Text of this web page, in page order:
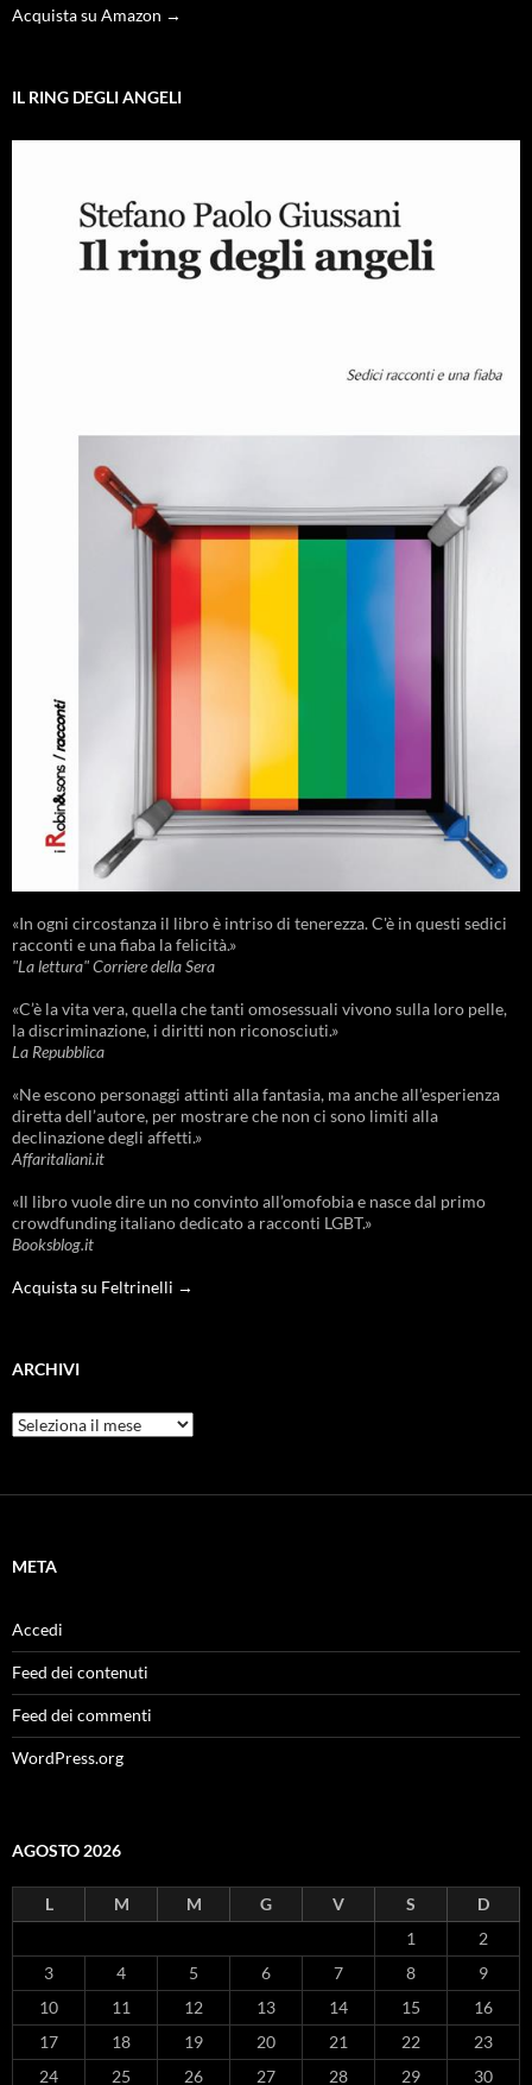
Acquista su Amazon →
IL RING DEGLI ANGELI
«In ogni circostanza il libro è intriso di tenerezza. C'è in questi sedici
racconti e una fiaba la felicità.»
"La lettura" Corriere della Sera
«C’è la vita vera, quella che tanti omosessuali vivono sulla loro pelle,
la discriminazione, i diritti non riconosciuti.»
La Repubblica
«Ne escono personaggi attinti alla fantasia, ma anche all’esperienza
diretta dell’autore, per mostrare che non ci sono limiti alla
declinazione degli affetti.»
Affaritaliani.it
«Il libro vuole dire un no convinto all’omofobia e nasce dal primo
crowdfunding italiano dedicato a racconti LGBT.»
Booksblog.it
Acquista su Feltrinelli →
ARCHIVI
Archivi
META
Accedi
Feed dei contenuti
Feed dei commenti
WordPress.org
AGOSTO 2026
L M M G V S
D
1
2
3
4 5 6 7 8
9
10
11 12 13 14 15
16
17
18 19 20 21 22
23
24
25 26 27 28 29 30